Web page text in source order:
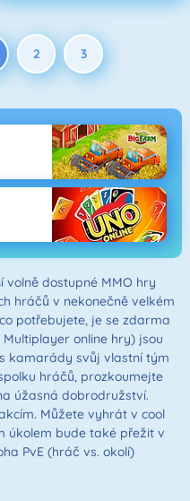
2 3
dostupné MMO hry
hráčů v nekonečně velkém
potřebujete, je se zdarma
online hry) jsou
kamarády svůj vlastní tým
hráčů, prozkoumejte
úžasná dobrodružství.
Můžete vyhrát v cool
úkolem bude také přežit v
PvE (hráč vs. okolí)